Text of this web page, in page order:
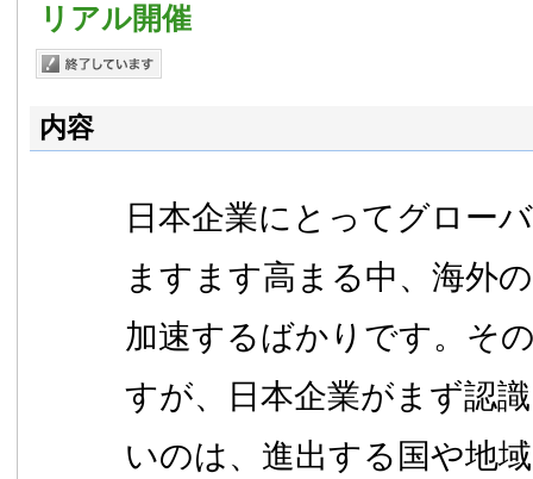
リアル開催
内容
日本企業にとってグロー
ますます高まる中、海外
加速するばかりです。そ
すが、日本企業がまず認
いのは、進出する国や地